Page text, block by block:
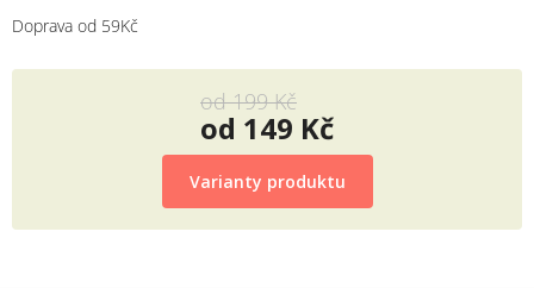
Doprava od 59Kč
od 199 Kč
od 149 Kč
Měrná
cena:
Varianty produktu